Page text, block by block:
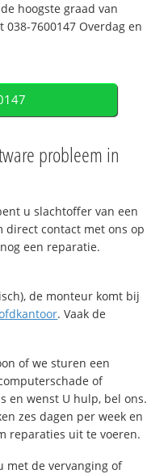
hoogste graad van
7600147 Overdag en
probleem in
u slachtoffer van een
direct contact met ons op
een reparatie.
de monteur komt bij
. Vaak de
of we sturen een
of
en wenst U hulp, bel ons.
zes dagen per week en
reparaties uit te voeren.
met de vervanging of